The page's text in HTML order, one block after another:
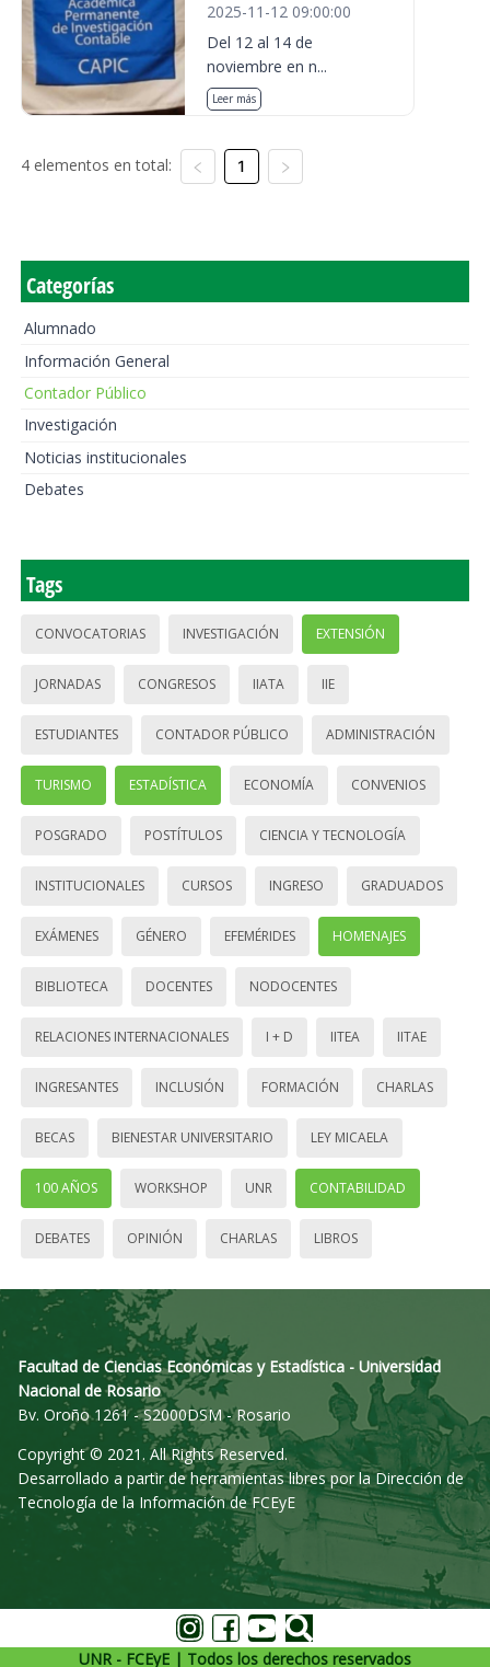
2025-11-12 09:00:00
Del 12 al 14 de
noviembre en n...
Leer más
4 elementos en total: 1
Categorías
Alumnado
Información General
Contador Público
Investigación
Noticias institucionales
Debates
Tags
CONVOCATORIAS INVESTIGACIÓN EXTENSIÓN
JORNADAS CONGRESOS IIATA IIE
ESTUDIANTES CONTADOR PÚBLICO ADMINISTRACIÓN
TURISMO ESTADÍSTICA ECONOMÍA CONVENIOS
POSGRADO POSTÍTULOS CIENCIA Y TECNOLOGÍA
INSTITUCIONALES CURSOS INGRESO GRADUADOS
EXÁMENES GÉNERO EFEMÉRIDES HOMENAJES
BIBLIOTECA DOCENTES NODOCENTES
RELACIONES INTERNACIONALES I + D IITEA IITAE
INGRESANTES INCLUSIÓN FORMACIÓN CHARLAS
BECAS BIENESTAR UNIVERSITARIO LEY MICAELA
100 AÑOS WORKSHOP UNR CONTABILIDAD
DEBATES OPINIÓN CHARLAS LIBROS
Facultad de Ciencias Económicas y Estadística - Universidad
Nacional de Rosario
Bv. Oroño 1261 - S2000DSM - Rosario
Copyright © 2021. All Rights Reserved.
Desarrollado a partir de herramientas libres por la Dirección de
Tecnología de la Información de FCEyE
UNR - FCEyE | Todos los derechos reservados